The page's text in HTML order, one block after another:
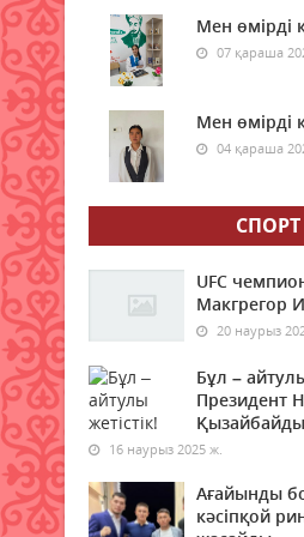
"Қазақстан халқына"
қоры 350 білім беру
бөлді
09 тамыз 2026 ж.
Қазақстанда электр
жүздеген жылдар
өндірмек
09 тамыз 2026 ж. 89
Бүгін қай қалада ауа
нашарлайды
Мемлекеттік грантқа
алмаған
мүмкіндік берілді
09 тамыз 2026 ж. 83
Мен өмірді
07 қараша
Мен өмірді
04 қараша
СПОРТ
UFC
Макгрегор
20 наурыз
Бұл –
Президент
Қызайбайды
16 наурыз 2025 ж.
Ағайынды
кәсіпқой